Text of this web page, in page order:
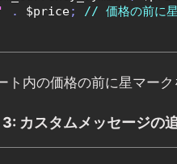
. $price;
// 価格の前に
ト内の価格の前に星マー
カスタムメッセージの